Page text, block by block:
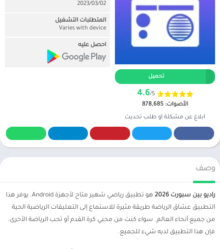
تحميل
4.6/5
الأصوات: 878,685
ابلاغ عن مشكلة او طلب تحديث
02‏/03‏/2023
المتطلبات التشغيل
Varies with device
احصل عليه
وصف
راديو بين سبورت 2026
هو تطبيق رياضي شهير متاح لأجهزة Android. يوفر هذا
التطبيق عشاق الرياضة طريقة مثيرة للاستماع إلى التعليقات الرياضية الحية
من جميع أنحاء العالم. سواء كنت من محبي كرة القدم أو تحب الرياضة الأخرى،
فإن هذا التطبيق لديه شيء للجميع.